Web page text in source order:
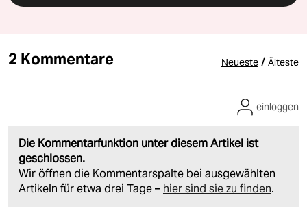
2 Kommentare Neueste / Älteste
Die Kommentarfunktion unter diesem Artikel ist
geschlossen.
Wir öffnen die Kommentarspalte bei ausgewählten
Artikeln für etwa drei Tage – hier sind sie zu finden.
einloggen